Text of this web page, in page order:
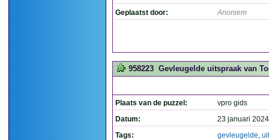
Geplaatst door: Anoniem
958223 Gevleugelde uitspraak van
Plaats van de puzzel:
vpro gids
Datum:
23 januari
Tags:
gevleugelde,